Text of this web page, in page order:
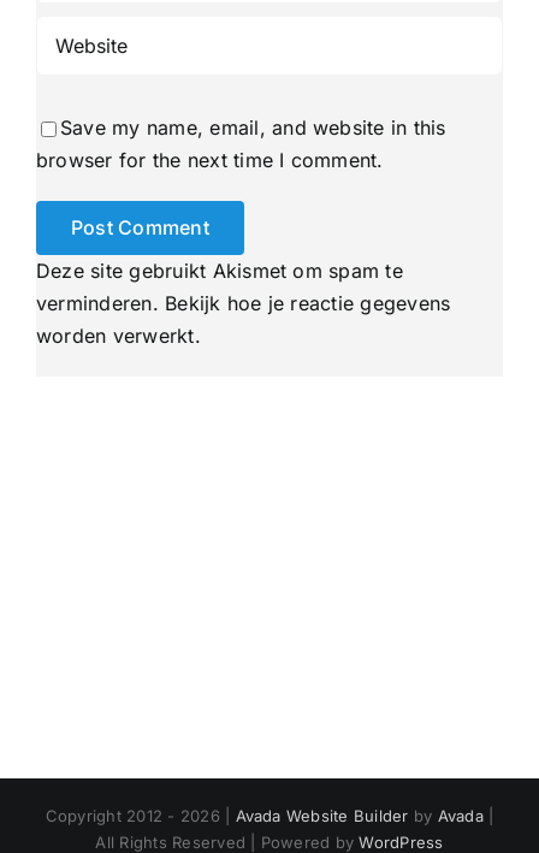
Save my name, email, and website in this
browser for the next time I comment.
Deze site gebruikt Akismet om spam te
verminderen. Bekijk hoe je reactie gegevens
worden verwerkt.
Copyright 2012 - 2026 | Avada Website Builder by Avada|
All Rights Reserved | Powered byWordPress